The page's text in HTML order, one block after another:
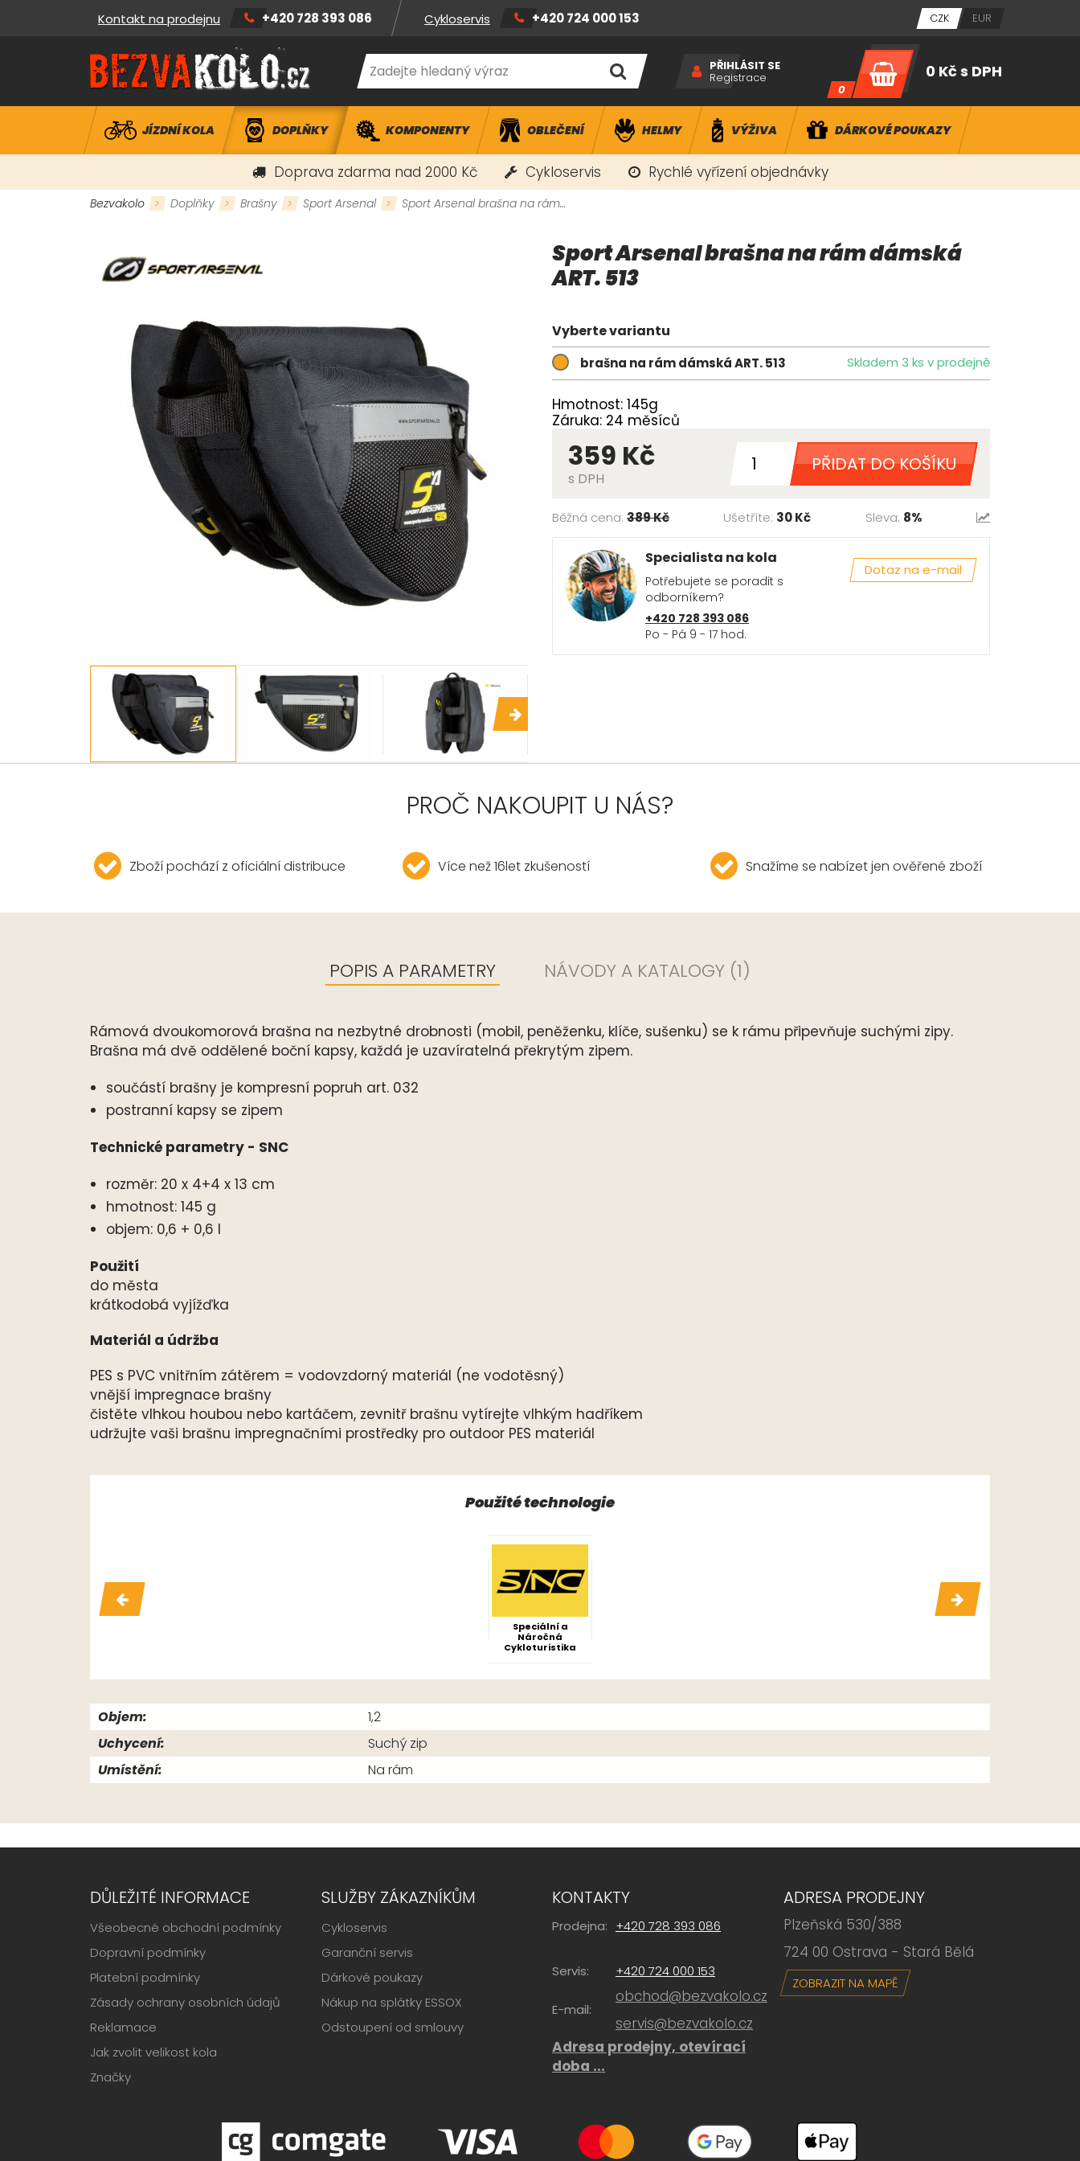
Kontakt na prodejnu +420 728 393 086 Cykloservis +420 724 000 153 CZK EUR
PŘIHLÁSIT SE
Registrace
0
0 Kčs DPH
JÍZDNÍ KOLA DOPLŇKY KOMPONENTY OBLEČENÍ HELMY VÝŽIVA DÁRKOVÉ POUKAZY
Doprava zdarma nad 2000 Kč Cykloservis Rychlé vyřízení objednávky
Bezvakolo Doplňky Brašny Sport Arsenal Sport Arsenal brašna na rám…
Sport Arsenal brašna na rám dámská
ART. 513
Vyberte variantu
brašna na rám dámská ART. 513 Skladem 3 ks v prodejně
Hmotnost: 145g
Záruka: 24 měsíců
359 Kč
s DPH
PŘIDAT DO KOŠÍKU
Běžná cena: 389 Kč Ušetříte: 30 Kč Sleva: 8%
Specialista na kola
Potřebujete se poradit s
odborníkem?
+420 728 393 086
Po - Pá 9 - 17 hod.
Dotaz na e-mail
PROČ NAKOUPIT U NÁS?
Zboží pochází z oficiální distribuce Více než 16let zkušeností Snažíme se nabízet jen ověřené zboží
POPIS A PARAMETRY NÁVODY A KATALOGY (1)
Rámová dvoukomorová brašna na nezbytné drobnosti (mobil, peněženku, klíče, sušenku) se k rámu připevňuje suchými zipy.
Brašna má dvě oddělené boční kapsy, každá je uzavíratelná překrytým zipem.
součástí brašny je kompresní popruh art. 032
postranní kapsy se zipem
Technické parametry - SNC
rozměr: 20 x 4+4 x 13 cm
hmotnost: 145 g
objem: 0,6 + 0,6 l
Použití
do města
krátkodobá vyjížďka
Materiál a údržba
PES s PVC vnitřním zátěrem = vodovzdorný materiál (ne vodotěsný)
vnější impregnace brašny
čistěte vlhkou houbou nebo kartáčem, zevnitř brašnu vytírejte vlhkým hadříkem
udržujte vaši brašnu impregnačními prostředky pro outdoor PES materiál
Použité technologie
Speciální a
Náročná
Cykloturistika
Objem:
1,2
Uchycení:
Suchý zip
Umístění:
Na rám
DŮLEŽITÉ INFORMACE
Všeobecné obchodní podmínky
Dopravní podmínky
Platební podmínky
Zásady ochrany osobních údajů
Reklamace
Jak zvolit velikost kola
Značky
SLUŽBY ZÁKAZNÍKŮM
Cykloservis
Garanční servis
Dárkové poukazy
Nákup na splátky ESSOX
Odstoupení od smlouvy
KONTAKTY
Prodejna: +420 728 393 086
Servis: +420 724 000 153
E-mail:
obchod@bezvakolo.cz
servis@bezvakolo.cz
Adresa prodejny, otevírací
doba ...
ADRESA PRODEJNY
Plzeňská 530/388
724 00 Ostrava - Stará Bělá
ZOBRAZIT NA MAPĚ